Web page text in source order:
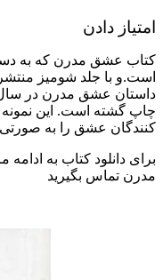
امتیاز دادن
کتاب عشق مدرن که به
است.و با جلد شومیز
داستان عشق مدرن در
چاپ گشته است. این نمونه
کنندگان عشق را به
برای دانلود کتاب به
مدرن تماس بگیرید